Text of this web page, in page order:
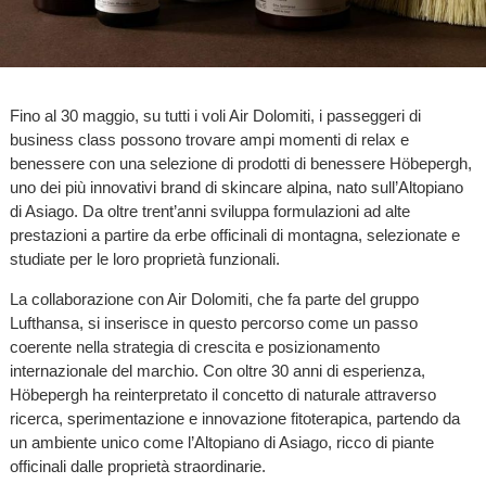
Fino al 30 maggio, su tutti i voli Air Dolomiti, i passeggeri di
business class possono trovare ampi momenti di relax e
benessere con una selezione di prodotti di benessere Höbepergh,
uno dei più innovativi brand di skincare alpina, nato sull’Altopiano
di Asiago. Da oltre trent’anni sviluppa formulazioni ad alte
prestazioni a partire da erbe officinali di montagna, selezionate e
studiate per le loro proprietà funzionali.
La collaborazione con Air Dolomiti, che fa parte del gruppo
Lufthansa, si inserisce in questo percorso come un passo
coerente nella strategia di crescita e posizionamento
internazionale del marchio. Con oltre 30 anni di esperienza,
Höbepergh ha reinterpretato il concetto di naturale attraverso
ricerca, sperimentazione e innovazione fitoterapica, partendo da
un ambiente unico come l’Altopiano di Asiago, ricco di piante
officinali dalle proprietà straordinarie.